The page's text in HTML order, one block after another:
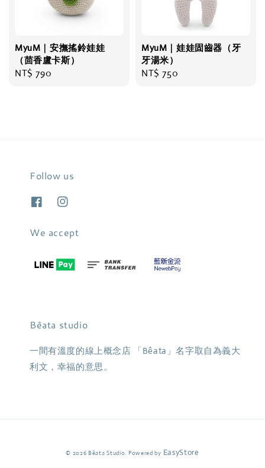
MyuM｜安撫搖鈴娃娃
（茴香盧卡斯）
Regular
NT$ 790
MyuM｜娃娃固齒器（牙
牙湯米）
Regular
NT$ 750
Follow us
We accept
Bêata studio
一間有溫度的線上概念店 「Bêata」名字取自為義大
利文，幸福的意思。
© 2026 Bêata Studio. Powered by EasyStore